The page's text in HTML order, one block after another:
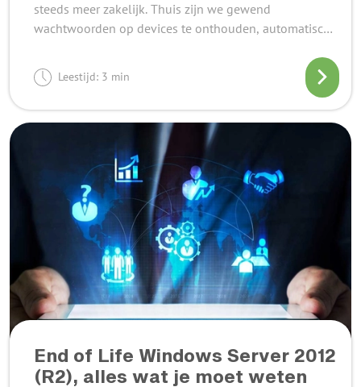
steeds meer zakelijk. Thuis zijn we gewend
wachtwoorden op devices te onthouden, automatisch
of gezichtsherkenning om in te loggen op apps of
online omgevingen. Dit gemak verwacht men ook
steeds vaker in een werkomgeving.
Leestijd: 3 min
End of Life Windows Server 2012
(R2), alles wat je moet weten